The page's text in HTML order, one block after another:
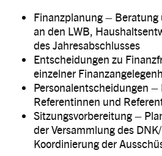
Finanzplanung –
an den LWB,
des Jahresabschlusses
Entscheidungen zu
einzelner
Personalentscheidungen –
Referentinnen und
Sitzungsvorbereitung –
der Versammlung des
Koordinierung der